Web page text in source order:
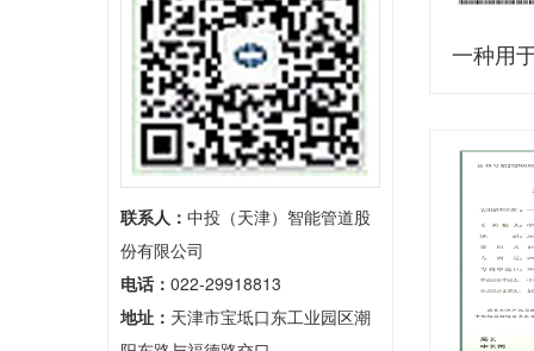
联系人： 中投（天津）智能管道股
份有限公司
电话： 022-29918813
地址： 天津市宝坻口东工业园区潮
一种用